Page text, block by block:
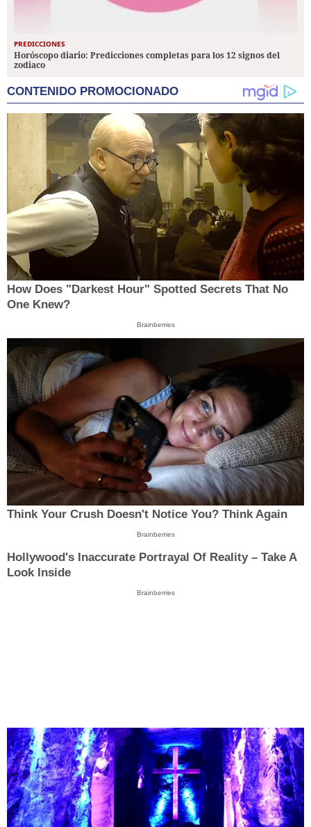
PREDICCIONES
Horóscopo diario: Predicciones completas para los 12 signos del
zodiaco
CONTENIDO PROMOCIONADO
How Does "Darkest Hour" Spotted Secrets That No
One Knew?
Brainberries
Think Your Crush Doesn't Notice You? Think Again
Brainberries
Hollywood's Inaccurate Portrayal Of Reality – Take A
Look Inside
Brainberries